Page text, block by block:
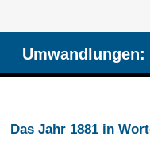
Umwandlungen:
Das Jahr 1881 in